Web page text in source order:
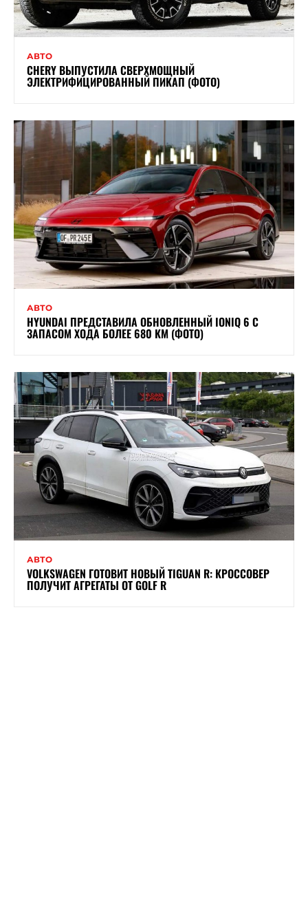
АВТО
CHERY ВЫПУСТИЛА СВЕРХМОЩНЫЙ
ЭЛЕКТРИФИЦИРОВАННЫЙ ПИКАП (ФОТО)
АВТО
HYUNDAI ПРЕДСТАВИЛА ОБНОВЛЕННЫЙ IONIQ 6 С
ЗАПАСОМ ХОДА БОЛЕЕ 680 КМ (ФОТО)
АВТО
VOLKSWAGEN ГОТОВИТ НОВЫЙ TIGUAN R: КРОССОВЕР
ПОЛУЧИТ АГРЕГАТЫ ОТ GOLF R